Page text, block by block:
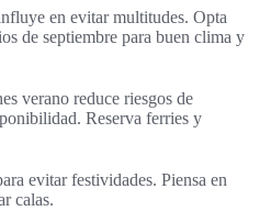
en evitar multitudes. Opta
de septiembre para buen clima y
verano reduce riesgos de
Reserva ferries y
evitar festividades. Piensa en
calas.